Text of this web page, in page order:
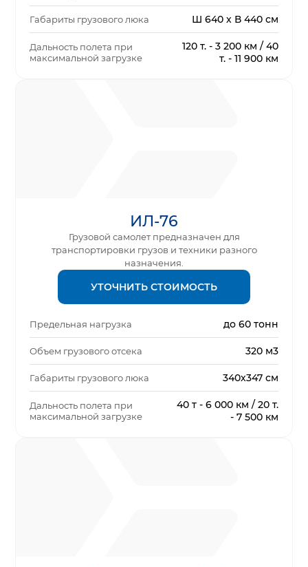
Габариты грузового люка Ш 640 х В 440 см
Дальность полета при
максимальной загрузке
120 т. - 3 200 км / 40
т. - 11 900 км
ИЛ-76
Грузовой самолет предназначен для
транспортировки грузов и техники разного
назначения.
УТОЧНИТЬ СТОИМОСТЬ
Предельная нагрузка до 60 тонн
Объем грузового отсека 320 м3
Габариты грузового люка 340х347 см
Дальность полета при
максимальной загрузке
40 т - 6 000 км / 20 т.
- 7 500 км